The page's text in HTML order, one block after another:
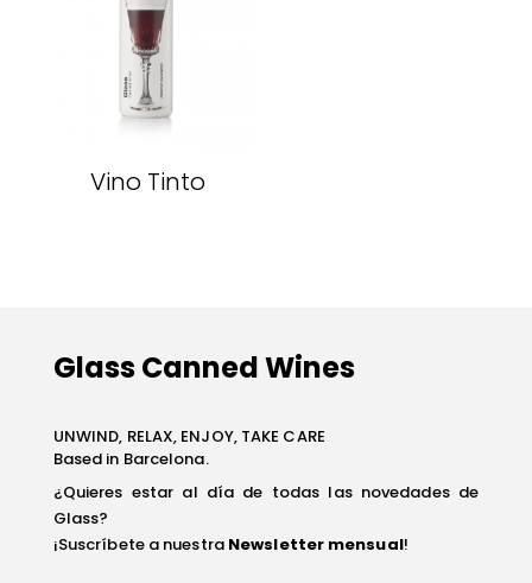
Vino Tinto
Glass Canned Wines
UNWIND, RELAX, ENJOY, TAKE CARE
Based in Barcelona.
¿Quieres estar al día de todas las novedades de
Glass?
¡Suscríbete a nuestra Newsletter mensual!